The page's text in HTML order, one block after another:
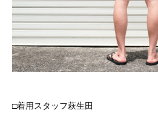
□着用スタッフ萩生田